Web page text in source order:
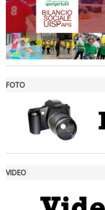
Ddl Lobby, Uisp: “Il
FOTO
VIDEO